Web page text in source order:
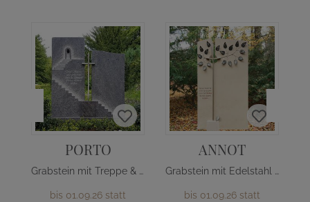
PORTO
Grabstein mit Treppe & Edelstahl Kreuz
bis 01.09.26 statt
ANNOT
Grabstein mit Edelstahl Baum
bis 01.09.26 statt